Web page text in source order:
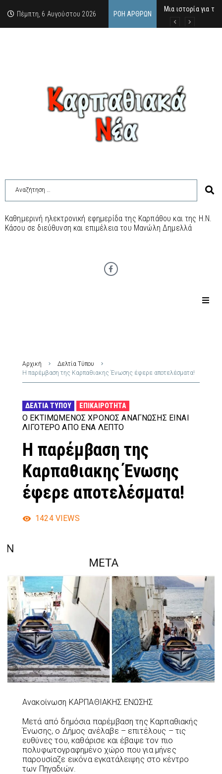
Πέμπτη, 6 Αυγούστου 2026 ΡΟΉ ΆΡΘΡΩΝ
Μια ιστορία για τη
Δρ. Εμμανουέλλα
Χάιδω-Ειρήνη
Καθημερινή ηλεκτρονική εφημερίδα της Καρπάθου και της Η.Ν.
Κάσου σε διεύθυνση και επιμέλεια του Μανώλη Δημελλά
Αρχική
Δελτία Τύπου
Η παρέμβαση της Καρπαθιακης Ένωσης έφερε αποτελέσματα!
ΔΕΛΤΊΑ ΤΎΠΟΥ ΕΠΙΚΑΙΡΌΤΗΤΑ
Ο ΕΚΤΙΜΏΜΕΝΟΣ ΧΡΌΝΟΣ ΑΝΆΓΝΩΣΗΣ ΕΊΝΑΙ
ΛΙΓΌΤΕΡΟ ΑΠΌ ΈΝΑ ΛΕΠΤΌ
Η παρέμβαση της
Καρπαθιακης Ένωσης
έφερε αποτελέσματα!
1424 VIEWS
Ανακοίνωση ΚΑΡΠΑΘΙΑΚΗΣ ΕΝΩΣΗΣ
Μετά από δημόσια παρέμβαση της Καρπαθιακής
Ένωσης, ο Δήμος ανέλαβε – επιτέλους – τις
ευθύνες του, καθάρισε και έβαψε τον πιο
πολυφωτογραφημένο χώρο που για μήνες
παρουσίαζε εικόνα εγκατάλειψης στο κέντρο
των Πηγαδιών.